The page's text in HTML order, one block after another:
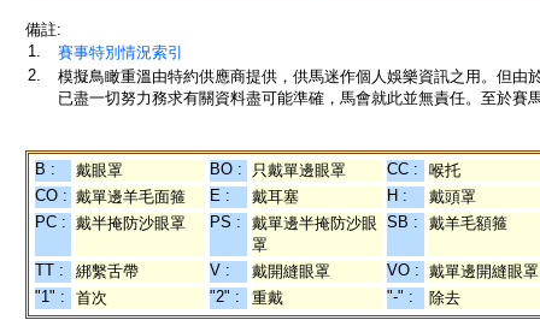
備註:
1.
賽事特別情況索引
2.
模擬鳥瞰重溫由特約供應商提供，供馬迷作個人娛樂資訊之用。但
已盡一切努力務求有關資料盡可能準確，馬會就此並無責任。至於賽
B : 戴眼罩 BO : 只戴單邊眼罩 CC :
喉托
CO : 戴單邊羊毛面箍 E : 戴耳塞 H :
戴頭罩
PC : 戴半掩防沙眼罩 PS :
戴單邊半掩防沙眼
罩
SB : 戴羊毛額箍
TT : 綁繫舌帶 V : 戴開縫眼罩 VO : 戴單邊開縫眼罩
"1" :
首次 "2" : 重戴 "-" : 除去